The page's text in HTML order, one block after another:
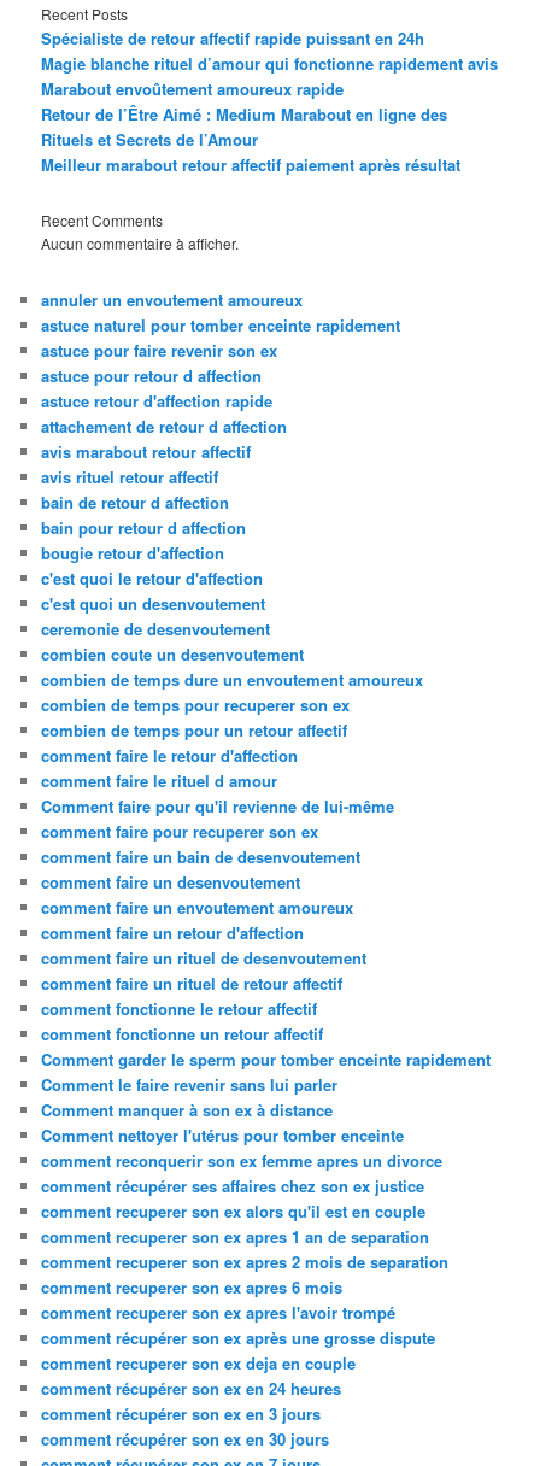
Recent Posts
Spécialiste de retour affectif rapide puissant en 24h
Magie blanche rituel d’amour qui fonctionne rapidement avis
Marabout envoûtement amoureux rapide
Retour de l’Être Aimé : Medium Marabout en ligne des
Rituels et Secrets de l’Amour
Meilleur marabout retour affectif paiement après résultat
Recent Comments
Aucun commentaire à afficher.
annuler un envoutement amoureux
astuce naturel pour tomber enceinte rapidement
astuce pour faire revenir son ex
astuce pour retour d affection
astuce retour d'affection rapide
attachement de retour d affection
avis marabout retour affectif
avis rituel retour affectif
bain de retour d affection
bain pour retour d affection
bougie retour d'affection
c'est quoi le retour d'affection
c'est quoi un desenvoutement
ceremonie de desenvoutement
combien coute un desenvoutement
combien de temps dure un envoutement amoureux
combien de temps pour recuperer son ex
combien de temps pour un retour affectif
comment faire le retour d'affection
comment faire le rituel d amour
Comment faire pour qu'il revienne de lui-même
comment faire pour recuperer son ex
comment faire un bain de desenvoutement
comment faire un desenvoutement
comment faire un envoutement amoureux
comment faire un retour d'affection
comment faire un rituel de desenvoutement
comment faire un rituel de retour affectif
comment fonctionne le retour affectif
comment fonctionne un retour affectif
Comment garder le sperm pour tomber enceinte rapidement
Comment le faire revenir sans lui parler
Comment manquer à son ex à distance
Comment nettoyer l'utérus pour tomber enceinte
comment reconquerir son ex femme apres un divorce
comment récupérer ses affaires chez son ex justice
comment recuperer son ex alors qu'il est en couple
comment recuperer son ex apres 1 an de separation
comment recuperer son ex apres 2 mois de separation
comment recuperer son ex apres 6 mois
comment recuperer son ex apres l'avoir trompé
comment récupérer son ex après une grosse dispute
comment recuperer son ex deja en couple
comment récupérer son ex en 24 heures
comment récupérer son ex en 3 jours
comment récupérer son ex en 30 jours